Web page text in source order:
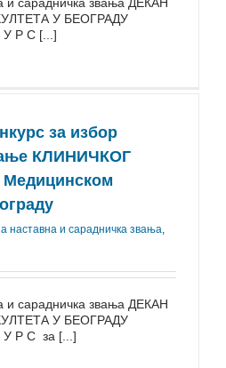
У БЕОГРАДУ
Р С [...]
за избор
КЛИНИЧКОГ
наставна и сарадничка звања,
и сарадничка звања ДЕКАН
У БЕОГРАДУ
Р С за [...]